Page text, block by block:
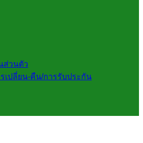
ส่วนตัว
เปลี่ยน-คืน/การรับประกัน